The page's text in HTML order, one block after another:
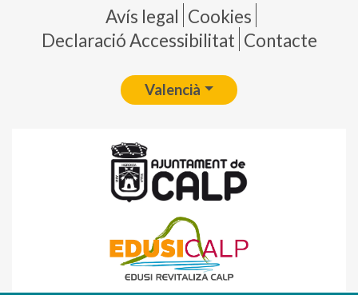
Pie de página
Avís legal Cookies
Declaració Accessibilitat Contacte
Valencià